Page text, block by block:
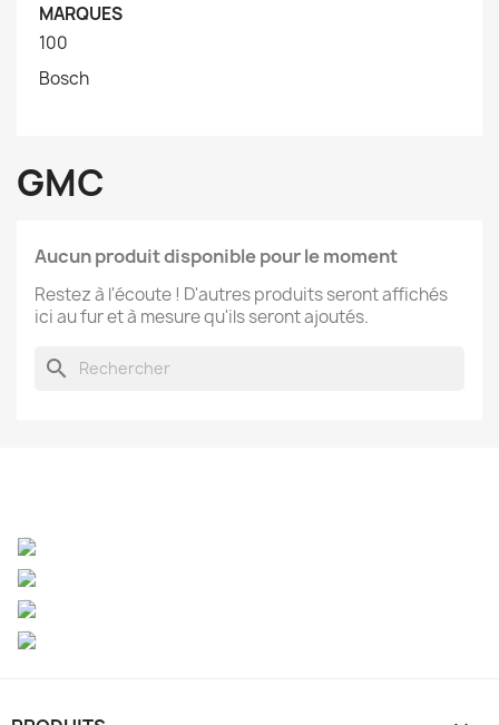
MARQUES
100
Bosch
GMC
Aucun produit disponible pour le moment
Restez à l'écoute ! D'autres produits seront affichés
ici au fur et à mesure qu'ils seront ajoutés.
search